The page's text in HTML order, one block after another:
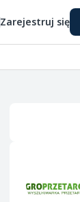
Zarejestruj się